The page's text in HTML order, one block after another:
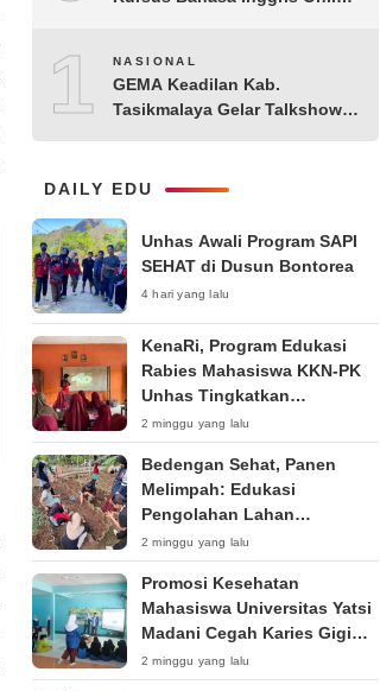
Bicara
10NASIONAL
GEMA Keadilan Kab.
Tasikmalaya Gelar Talkshow
Negara di Era Post-Truth”
DAILY EDU
Unhas Awali Program SAPI
SEHAT di Dusun Bontorea
4 hari yang lalu
KenaRi, Program Edukasi
Rabies Mahasiswa KKN-PK
Unhas Tingkatkan
Kesadaran Siswa SD Negeri 4
Maccorawalie
2 minggu yang lalu
Bedengan Sehat, Panen
Melimpah: Edukasi
Pengolahan Lahan
Bedengan Organik bagi KWT
dan Ibu PKK RT 04 RW 01
Kelurahan Pakintelan
2 minggu yang lalu
Promosi Kesehatan
Mahasiswa Universitas Yatsi
Madani Cegah Karies Gigi
Anak
2 minggu yang lalu